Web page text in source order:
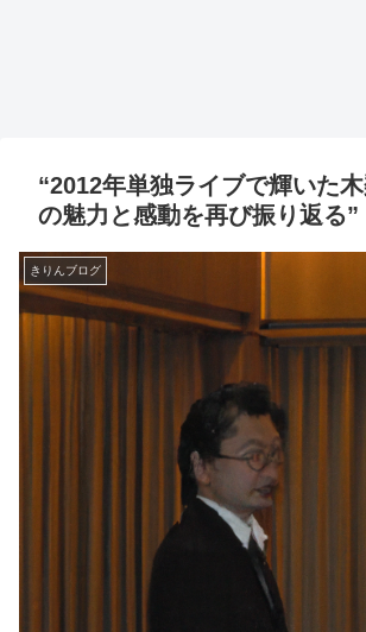
“2012年単独ライブで輝いた
の魅力と感動を再び振り返る”
きりんブログ